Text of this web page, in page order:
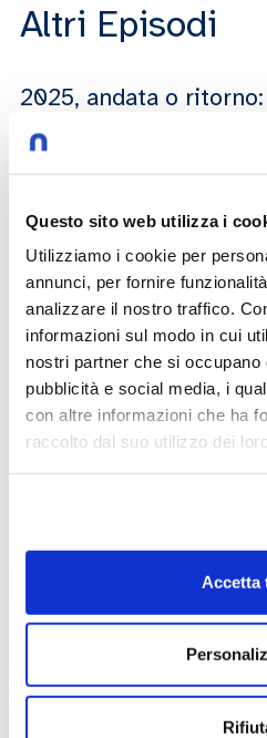
Questo sito web utilizza i
Utilizziamo i cookie per
annunci, per fornire
analizzare il nostro traffico.
informazioni sul modo in cui
nostri partner che si occupano
pubblicità e social media, i
con altre informazioni che ha
raccolto dal suo utilizzo dei
Accetta
Altri Episodi
2025, andata o
Speaker:
2025, andata o
populismi
29 novembre 2024
2025,
Speaker:
Marco Ferrando
2025, andata o
migrazioni e paure
8 dicembre 2024-2025,
2025, andata o
mondo. Per quanto
2025,
Speaker:Mireno Berrettini